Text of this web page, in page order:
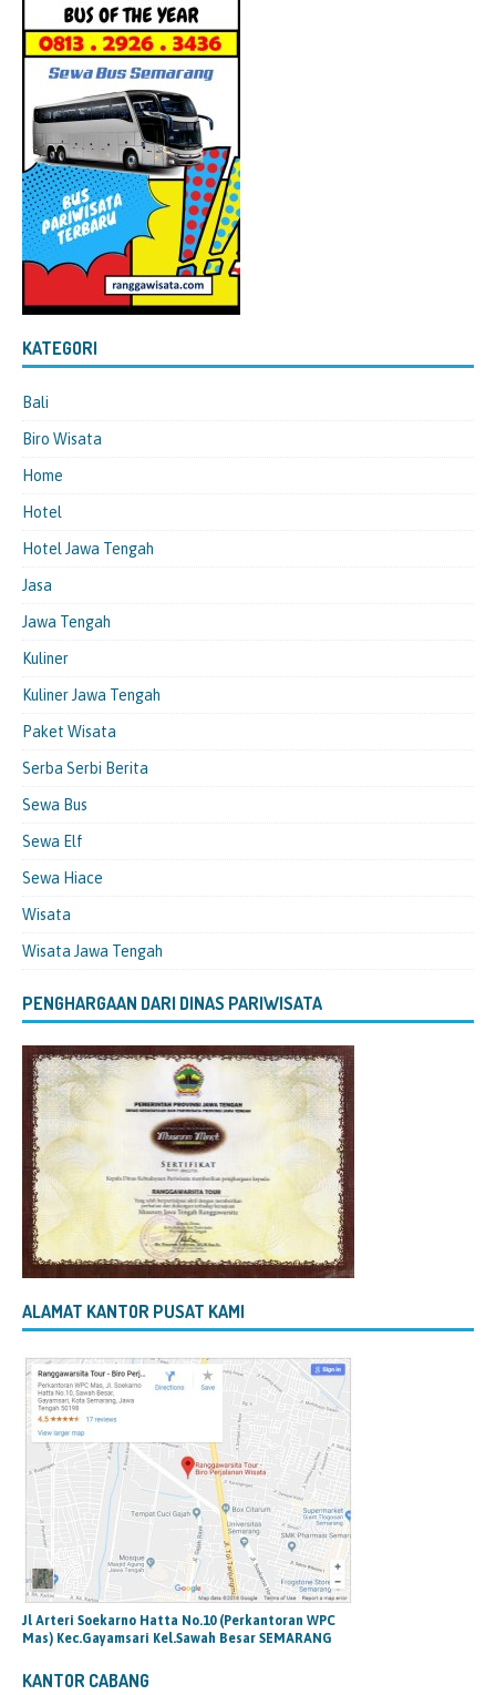
KATEGORI
Bali
Biro Wisata
Home
Hotel
Hotel Jawa Tengah
Jasa
Jawa Tengah
Kuliner
Kuliner Jawa Tengah
Paket Wisata
Serba Serbi Berita
Sewa Bus
Sewa Elf
Sewa Hiace
Wisata
Wisata Jawa Tengah
PENGHARGAAN DARI DINAS PARIWISATA
ALAMAT KANTOR PUSAT KAMI
Jl Arteri Soekarno Hatta No.10 (Perkantoran WPC
Mas) Kec.Gayamsari Kel.Sawah Besar SEMARANG
KANTOR CABANG